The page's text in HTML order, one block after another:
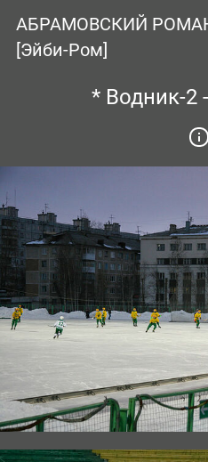
АБРАМОВСКИЙ
[Эйби-Ром]
* Водник-2